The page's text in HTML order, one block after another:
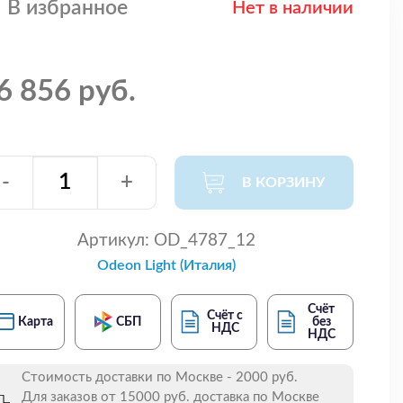
В избранное Нет в наличии
856 руб.
- + В КОРЗИНУ
Артикул: OD_4787_12
Odeon Light (Италия)
Карта СБП
Счёт с
НДС
Счёт
без
НДС
Стоимость доставки по Москве - 2000 руб.
Для заказов от 15000 руб. доставка по Москве